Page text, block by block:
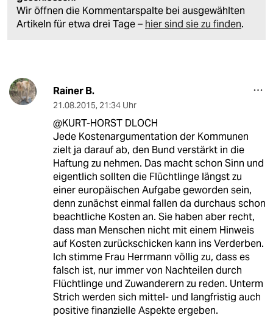
Wir öffnen die Kommentarspalte bei ausgewählten
Artikeln für etwa drei Tage – hier sind sie zu finden.
Rainer B.
21.08.2015, 21:34 Uhr
@KURT-HORST DLOCH
Jede Kostenargumentation der Kommunen
zielt ja darauf ab, den Bund verstärkt in die
Haftung zu nehmen. Das macht schon Sinn und
eigentlich sollten die Flüchtlinge längst zu
einer europäischen Aufgabe geworden sein,
denn zunächst einmal fallen da durchaus schon
beachtliche Kosten an. Sie haben aber recht,
dass man Menschen nicht mit einem Hinweis
auf Kosten zurückschicken kann ins Verderben.
Ich stimme Frau Herrmann völlig zu, dass es
falsch ist, nur immer von Nachteilen durch
Flüchtlinge und Zuwanderern zu reden. Unterm
Strich werden sich mittel- und langfristig auch
positive finanzielle Aspekte ergeben.